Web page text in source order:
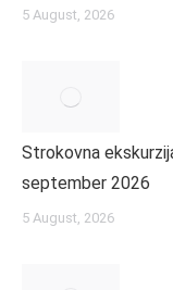
5 August, 2026
Strokovna
september 2026
5 August, 2026